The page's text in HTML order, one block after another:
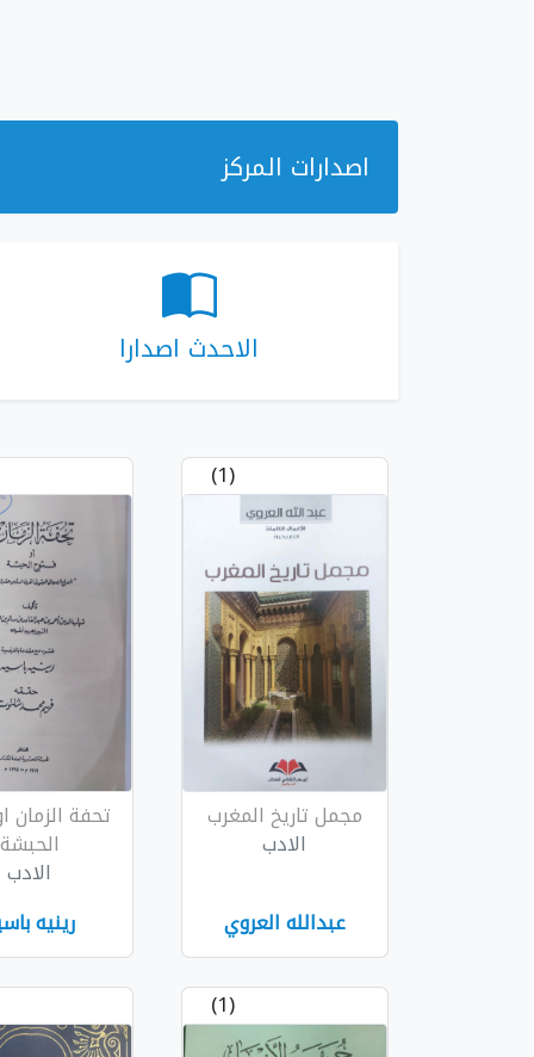
اصدارات المركز
الاحدث اصدارا
(1)
مجمل تاريخ المغرب
الادب
عبدالله العروي
تحفة الزمان
الحبشة
الادب
رينيه
(1)